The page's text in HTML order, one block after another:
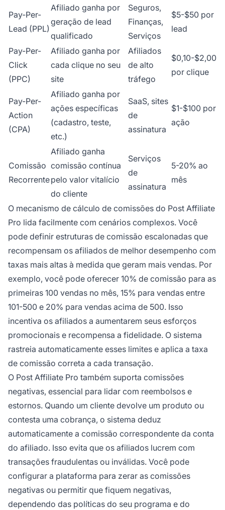
Pay-Per-
Lead (PPL)
Afiliado ganha por
geração de lead
qualificado
Seguros,
Finanças,
Serviços
$5-$50 por
lead
Pay-Per-
Click
(PPC)
Afiliado ganha por
cada clique no seu
site
Afiliados
de alto
tráfego
$0,10-$2,00
por clique
Pay-Per-
Action
(CPA)
Afiliado ganha por
ações específicas
(cadastro, teste,
etc.)
SaaS, sites
de
assinatura
$1-$100 por
ação
Comissão
Recorrente
Afiliado ganha
comissão contínua
pelo valor vitalício
do cliente
Serviços
de
assinatura
5-20% ao
mês
O mecanismo de cálculo de comissões do Post Affiliate
Pro lida facilmente com cenários complexos. Você
pode definir estruturas de comissão escalonadas que
recompensam os afiliados de melhor desempenho com
taxas mais altas à medida que geram mais vendas. Por
exemplo, você pode oferecer 10% de comissão para as
primeiras 100 vendas no mês, 15% para vendas entre
101-500 e 20% para vendas acima de 500. Isso
incentiva os afiliados a aumentarem seus esforços
promocionais e recompensa a fidelidade. O sistema
rastreia automaticamente esses limites e aplica a taxa
de comissão correta a cada transação.
O Post Affiliate Pro também suporta comissões
negativas, essencial para lidar com reembolsos e
estornos. Quando um cliente devolve um produto ou
contesta uma cobrança, o sistema deduz
automaticamente a comissão correspondente da conta
do afiliado. Isso evita que os afiliados lucrem com
transações fraudulentas ou inválidas. Você pode
configurar a plataforma para zerar as comissões
negativas ou permitir que fiquem negativas,
dependendo das políticas do seu programa e do